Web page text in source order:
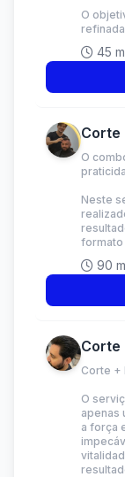
O
45
Corte
O
Neste
formato
90
Corte
Corte +
O
apenas
a força